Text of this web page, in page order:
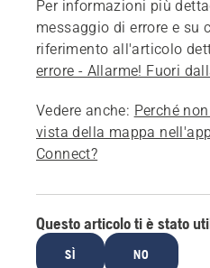
Per informazioni più
messaggio di errore e su
riferimento all'articolo
errore - Allarme! Fuori
Vedere anche: Perché
vista della mappa
Connect?
Questo articolo ti è stato
SÌ NO